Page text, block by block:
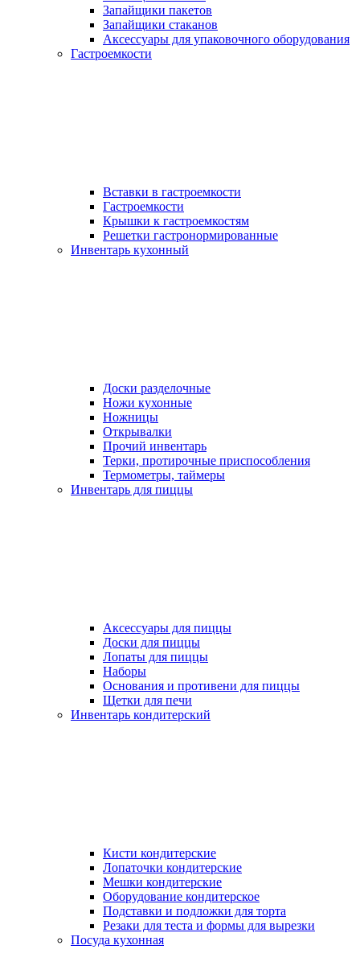
Запайщики пакетов
Запайщики стаканов
Аксессуары для упаковочного оборудования
Гастроемкости
Вставки в гастроемкости
Гастроемкости
Крышки к гастроемкостям
Решетки гастронормированные
Инвентарь кухонный
Доски разделочные
Ножи кухонные
Ножницы
Открывалки
Прочий инвентарь
Терки, протирочные приспособления
Термометры, таймеры
Инвентарь для пиццы
Аксессуары для пиццы
Доски для пиццы
Лопаты для пиццы
Наборы
Основания и противени для пиццы
Щетки для печи
Инвентарь кондитерский
Кисти кондитерские
Лопаточки кондитерские
Мешки кондитерские
Оборудование кондитерское
Подставки и подложки для торта
Резаки для теста и формы для вырезки
Посуда кухонная